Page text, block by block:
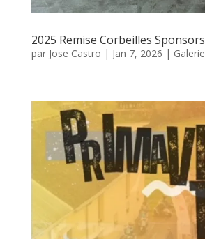
2025 Remise Corbeilles Sponsors
par Jose Castro | Jan 7, 2026 | Galerie